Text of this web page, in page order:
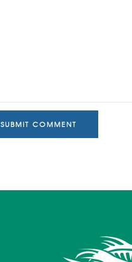
SUBMIT COMMENT